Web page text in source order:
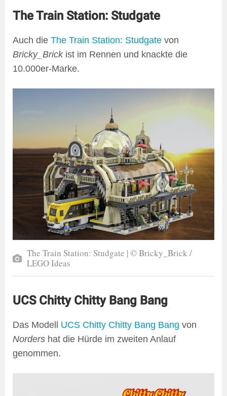
The Train Station: Studgate
Auch die The Train Station: Studgate von
Bricky_Brickist im Rennen und knackte die
10.000er-Marke.
The Train Station: Studgate | © Bricky_Brick /
LEGO Ideas
UCS Chitty Chitty Bang Bang
Das Modell UCS Chitty Chitty Bang Bang von
Norders hat die Hürde im zweiten Anlauf
genommen.